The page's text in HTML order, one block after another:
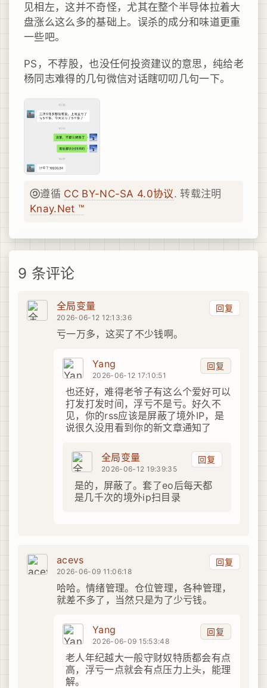
见相左，这并不奇怪，尤其在整个半导体拉着大
盘涨么这么多的基础上。误杀的成分和味道更重
一些吧。
PS，不荐股，也没任何投资建议的意思，纯给老
杨同志难得的几句微信对话瞎叨叨几句一下。
遵循 CC BY-NC-SA 4.0协议. 转载注明
Knay.Net ™
9 条评论
回复
全局变量
2026-06-12 12:13:36
亏一万多，这买了不少钱啊。
回复
Yang
2026-06-12 17:10:51
也还好，难得老爷子有这么个爱好可以
打发打发时间，浮亏不是亏。好久不
见，你的rss应该是屏蔽了境外IP，是
说很久没用看到你的新文章通知了
回复
全局变量
2026-06-12 19:39:35
是的，屏蔽了。套了eo后每天都
是几千次的境外ip扫目录
回复
acevs
2026-06-09 11:06:18
哈哈。情绪管理。仓位管理，各种管理，
就差不多了，当然只是为了少亏钱。
回复
Yang
2026-06-09 15:53:48
老人年纪越大一般守财奴特质都会有点
高，浮亏一点就会有点压力上头，能理
解。